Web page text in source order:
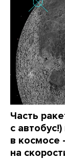
Часть
с
в космосе
на